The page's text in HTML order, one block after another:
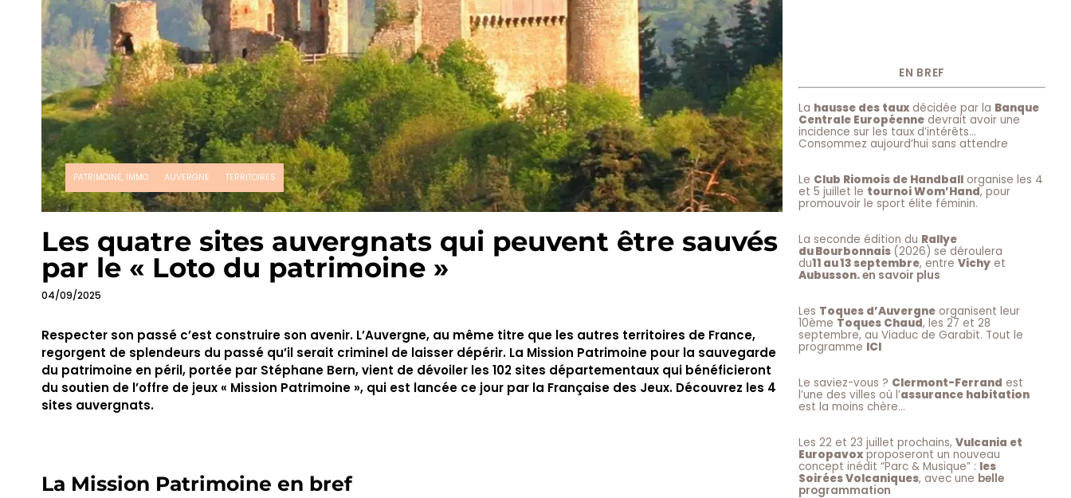
PATRIMOINE, IMMO AUVERGNE TERRITOIRES
Les quatre sites auvergnats qui peuvent être sauvés
par le « Loto du patrimoine »
04/09/2025
Respecter son passé c’est construire son avenir. L’Auvergne, au même titre que les autres territoires de France,
regorgent de splendeurs du passé qu’il serait criminel de laisser dépérir. La Mission Patrimoine pour la sauvegarde
du patrimoine en péril, portée par Stéphane Bern, vient de dévoiler les 102 sites départementaux qui bénéficieront
du soutien de l’offre de jeux « Mission Patrimoine », qui est lancée ce jour par la Française des Jeux. Découvrez les 4
sites auvergnats.
La Mission Patrimoine en bref
EN BREF
La hausse des taux décidée par la Banque
Centrale Européenne devrait avoir une
incidence sur les taux d’intérêts…
Consommez aujourd’hui sans attendre
Le Club Riomois de Handball organise les 4
et 5 juillet le tournoi Wom’Hand, pour
promouvoir le sport élite féminin.
La seconde édition du Rallye
du Bourbonnais (2026) se déroulera
du11 au 13 septembre, entre Vichy et
Aubusson.en savoir plus
Les Toques d’Auvergne organisent leur
10ème Toques Chaud, les 27 et 28
septembre, au Viaduc de Garabit. Tout le
programme ICI
Le saviez-vous ? Clermont-Ferrand est
l’une des villes où l’assurance habitation
est la moins chère…
Les 22 et 23 juillet prochains, Vulcania et
Europavox proposeront un nouveau
concept inédit “Parc & Musique” : les
Soirées Volcaniques, avec une belle
programmation